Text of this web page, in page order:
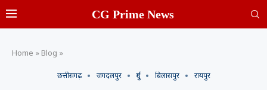
CG Prime News
Home » Blog »
छत्तीसगढ़ जगदलपुर दुर्ग बिलासपुर रायपुर